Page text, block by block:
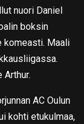
nuori Daniel
boksin
komeasti. Maali
AC Oulun
kohti etukulmaa,